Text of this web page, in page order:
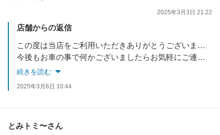
2025年3月3日 21:22
店舗からの返信
この度は当店をご利用いただきありがとうございます。
今後もお車の事で何かございましたらお気軽にご連絡下さいませ。
続きを読む
2025年3月6日 10:44
とみトミ〜さん